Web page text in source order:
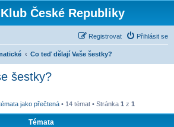
České Republiky
Přihlásit se
Registrovat
Co teď dělají Vaše šestky?
šestky?
jako přečtená• 14 témat • Stránka 1 z 1
Témata